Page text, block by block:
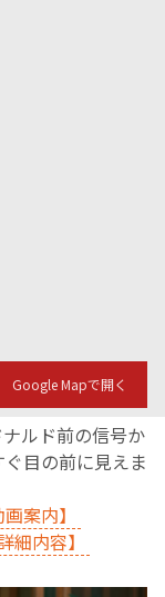
Google Mapで開く
ルド前の信号か
目の前に見えま
案内】
細内容】